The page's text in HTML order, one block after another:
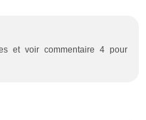
et voir commentaire 4 pour